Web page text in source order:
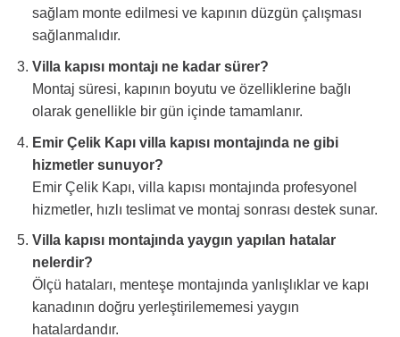
sağlam monte edilmesi ve kapının düzgün çalışması
sağlanmalıdır.
Villa kapısı montajı ne kadar sürer?
Montaj süresi, kapının boyutu ve özelliklerine bağlı
olarak genellikle bir gün içinde tamamlanır.
Emir Çelik Kapı villa kapısı montajında ne gibi
hizmetler sunuyor?
Emir Çelik Kapı, villa kapısı montajında profesyonel
hizmetler, hızlı teslimat ve montaj sonrası destek sunar.
Villa kapısı montajında yaygın yapılan hatalar
nelerdir?
Ölçü hataları, menteşe montajında yanlışlıklar ve kapı
kanadının doğru yerleştirilememesi yaygın
hatalardandır.